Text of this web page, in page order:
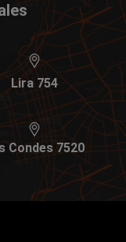
Lira 754
Condes 7520